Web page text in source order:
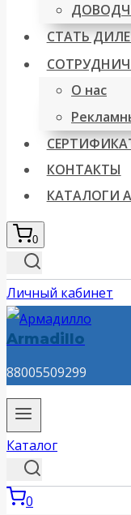
СТАТЬ
О нас
КОНТАКТЫ
КАТАЛОГИ
0
Личный кабинет
Armadillo
88005509299
Каталог
0